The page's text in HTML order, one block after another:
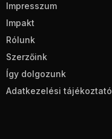
Impresszum
Impakt
Rólunk
Szerzőink
Így dolgozunk
Adatkezelési tájékoztató